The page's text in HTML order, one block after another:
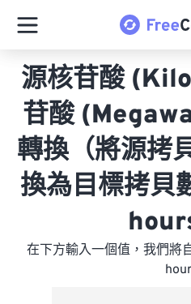
源核苷酸
苷酸
轉換（將源拷
換為目標拷
在下方輸入一個值，我們將